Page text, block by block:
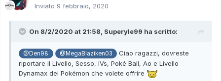
Inviato 9 febbraio, 2020
On 8/2/2020 at 21:58, Superyle99 ha scritto:
@Den98 @MegaBlaziken03
Ciao ragazzi, dovreste
riportare il Livello, Sesso, IVs, Poké Ball, Ao e Livello
Dynamax dei Pokémon che volete offrire